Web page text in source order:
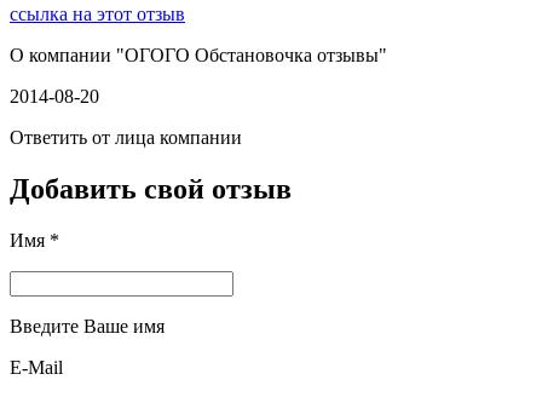
ссылка на этот отзыв
О компании "ОГОГО Обстановочка отзывы"
2014-08-20
Ответить от лица компании
Добавить свой отзыв
Имя *
Введите Ваше имя
E-Mail